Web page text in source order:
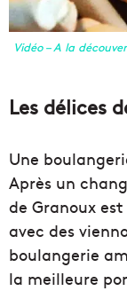
Vidéo – A la
Les délices
Une
Après un
de Granoux
avec des
boulangerie
la meilleure